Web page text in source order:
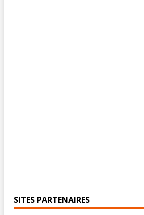
SITES PARTENAIRES